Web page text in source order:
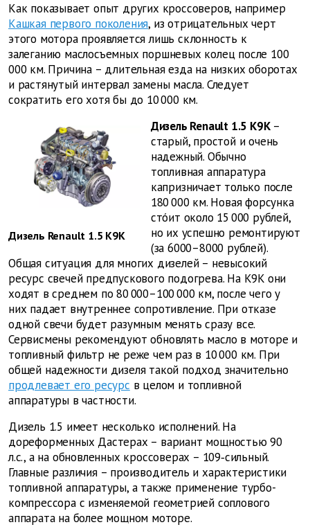
Как показывает опыт других кроссоверов, например
Кашкая первого поколения, из отрицательных черт
этого мотора проявляется лишь склонность к
залеганию маслосъемных поршневых колец после 100
000 км. Причина – длительная езда на низких оборотах
и растянутый интервал замены масла. Следует
сократить его хотя бы до 10 000 км.
Дизель Renault 1.5 K9K
Дизель Renault 1.5 K9K–
старый, простой и очень
надежный. Обычно
топливная аппаратура
капризничает только после
180 000 км. Новая форсунка
стóит около 15 000 рублей,
но их успешно ремонтируют
(за 6000–8000 рублей).
Общая ситуация для многих дизелей – невысокий
ресурс свечей предпускового подогрева. На K9K они
ходят в среднем по 80 000–100 000 км, после чего у
них падает внутреннее сопротивление. При отказе
одной свечи будет разумным менять сразу все.
Сервисмены рекомендуют обновлять масло в моторе и
топливный фильтр не реже чем раз в 10 000 км. При
общей надежности дизеля такой подход значительно
продлевает его ресурс в целом и топливной
аппаратуры в частности.
Дизель 1.5 имеет несколько исполнений. На
дореформенных Дастерах – вариант мощностью 90
л.с., а на обновленных кроссоверах – 109‑сильный.
Главные различия – производитель и характеристики
топливной аппаратуры, а также применение турбо­
компрессора с изменя­емой геометрией соплового
аппарата на более мощном моторе.